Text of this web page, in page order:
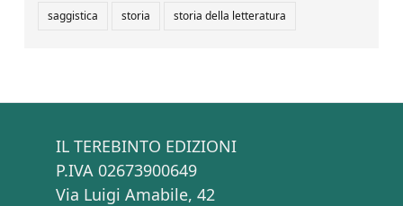
saggistica storia storia della letteratura
IL TEREBINTO EDIZIONI
P.IVA 02673900649
Via Luigi Amabile, 42